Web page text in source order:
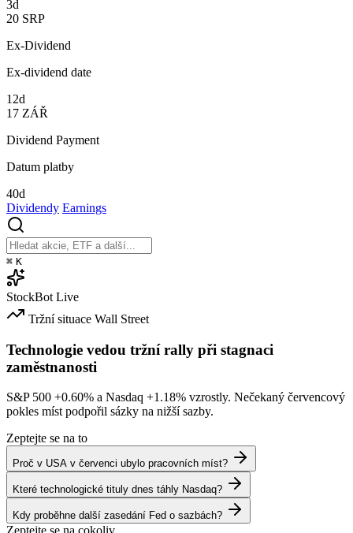
3d
20 SRP
Ex-Dividend
Ex-dividend date
12d
17 ZÁŘ
Dividend Payment
Datum platby
40d
Dividendy Earnings
⌘ K
StockBot Live
Tržní situace Wall Street
Technologie vedou tržní rally při stagnaci
zaměstnanosti
S&P 500 +0.60% a Nasdaq +1.18% vzrostly. Nečekaný červencový
pokles míst podpořil sázky na nižší sazby.
Zeptejte se na to
Proč v USA v červenci ubylo pracovních míst?
Které technologické tituly dnes táhly Nasdaq?
Kdy proběhne další zasedání Fed o sazbách?